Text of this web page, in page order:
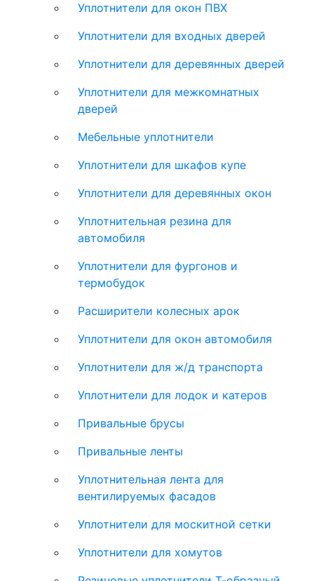
Уплотнители для окон ПВХ
Уплотнители для входных дверей
Уплотнители для деревянных дверей
Уплотнители для межкомнатных
дверей
Мебельные уплотнители
Уплотнители для шкафов купе
Уплотнители для деревянных окон
Уплотнительная резина для
автомобиля
Уплотнители для фургонов и
термобудок
Расширители колесных арок
Уплотнители для окон автомобиля
Уплотнители для ж/д транспорта
Уплотнители для лодок и катеров
Привальные брусы
Привальные ленты
Уплотнительная лента для
вентилируемых фасадов
Уплотнители для москитной сетки
Уплотнители для хомутов